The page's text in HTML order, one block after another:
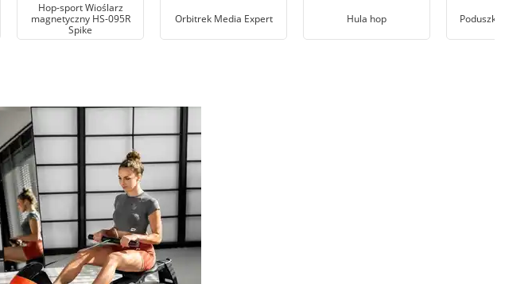
Hop-sport Wioślarz
magnetyczny HS-095R
Spike
Orbitrek Media Expert Hula hop